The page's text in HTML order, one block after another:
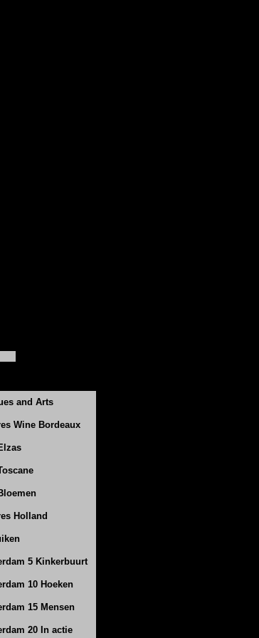
and Arts
Wine Bordeaux
Holland
5 Kinkerbuurt
10 Hoeken
15 Mensen
20 In actie